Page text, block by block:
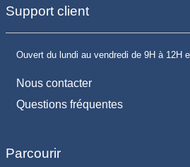
Support client
Ouvert du lundi au vendredi de 9H à 12H
Nous contacter
Questions fréquentes
Parcourir